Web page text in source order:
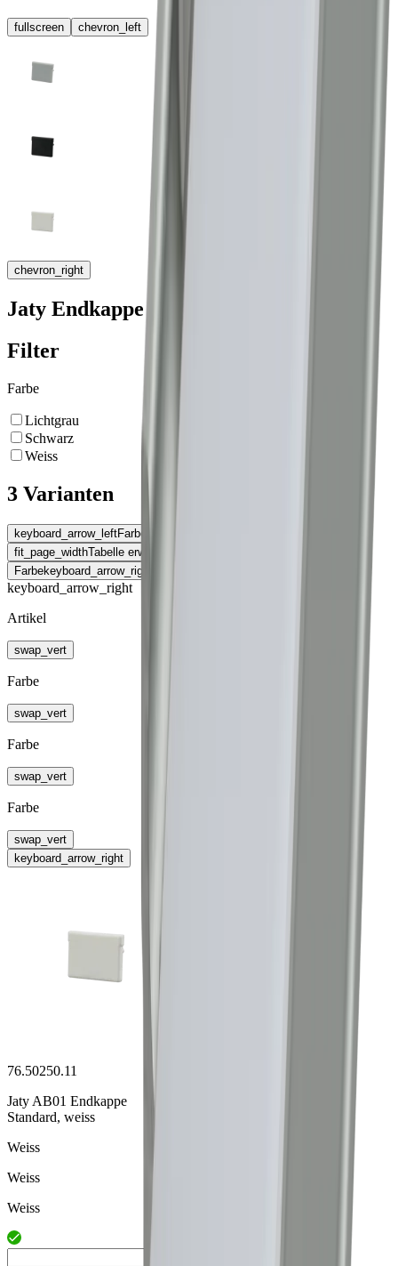
fullscreen chevron_left
chevron_right
Jaty Endkappe
Filter
Farbe
Lichtgrau
Schwarz
Weiss
3 Varianten
keyboard_arrow_leftFarbe
fit_page_widthTabelle erweitern
Farbekeyboard_arrow_right
keyboard_arrow_right
Artikel
swap_vert
Farbe
swap_vert
Farbe
swap_vert
Farbe
swap_vert
keyboard_arrow_right
76.50250.11
Jaty AB01 Endkappe
Standard, weiss
Weiss
Weiss
Weiss